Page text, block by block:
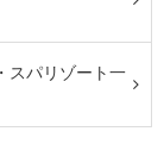
スパリゾート一